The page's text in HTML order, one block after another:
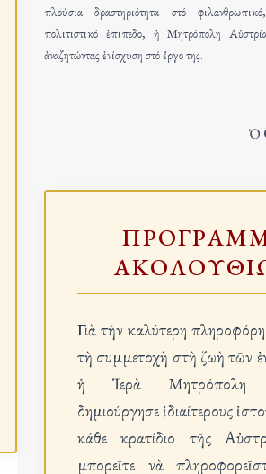
πλούσια δραστηριότητα στό
πολιτιστικό ἐπίπεδο, ἡ Μητρόπολη
ἀναζητώντας ἐνίσχυση στό ἔργο της.
Ὁ
Γιὰ τὴν καλύτερη
τὴ συμμετοχὴ στὴ ζωὴ τῶν
ἡ Ἱερὰ Μητρόπολη
δημιούργησε ἰδιαίτερους
κάθε κρατίδιο τῆς
μπορεῖτε νὰ